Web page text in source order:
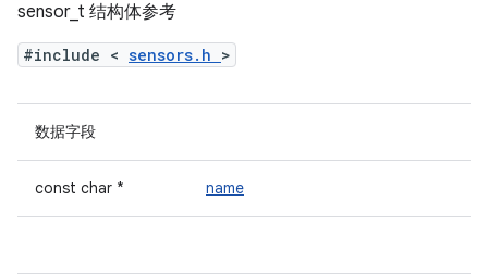
sensor_t 结构体参考
#include < sensors.h >
数据字段
const char * name